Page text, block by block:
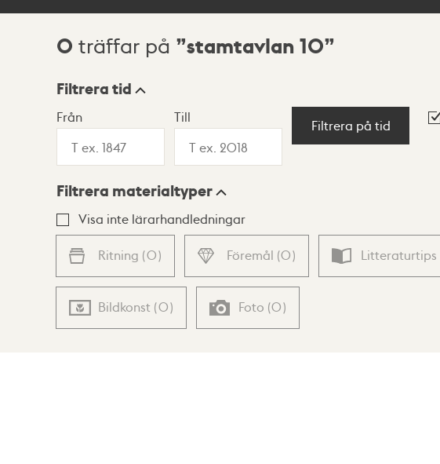
Sökresultat
0 träffar på stamtavlan 10
Visningsläge
Lista Karta
Filtrera tid
Från Till
Filtrera på tid
Filtrera materialtyper
Visa inte lärarhandledningar
Ritning (0) Föremål (0) Litteraturtips
Bildkonst (0) Foto (0)